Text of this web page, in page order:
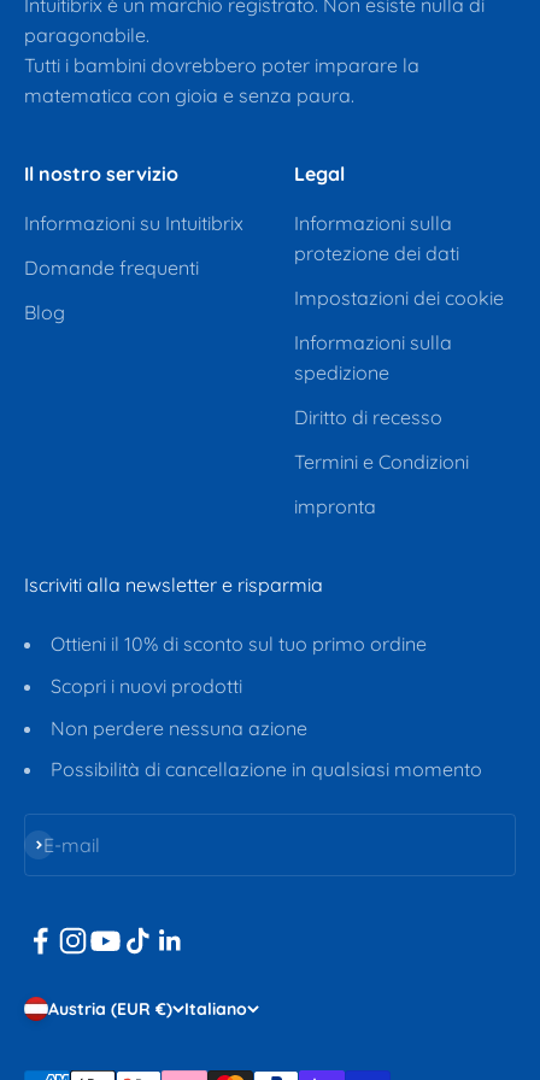
Intuitibrix è un marchio registrato. Non esiste nulla di
paragonabile.
Tutti i bambini dovrebbero poter imparare la
matematica con gioia e senza paura.
Il nostro servizio
Informazioni su Intuitibrix
Domande frequenti
Blog
Legal
Informazioni sulla
protezione dei dati
Impostazioni dei cookie
Informazioni sulla
spedizione
Diritto di recesso
Termini e Condizioni
impronta
Iscriviti alla newsletter e risparmia
Ottieni il 10% di sconto sul tuo primo ordine
Scopri i nuovi prodotti
Non perdere nessuna azione
Possibilità di cancellazione in qualsiasi momento
E-mail
Iscriviti alla newsletter
Austria (EUR €) Italiano